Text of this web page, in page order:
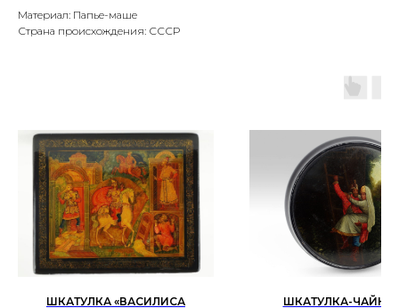
Материал: Папье-маше
Страна происхождения: СССР
ШКАТУЛКА «ВАСИЛИСА
ШКАТУЛКА-